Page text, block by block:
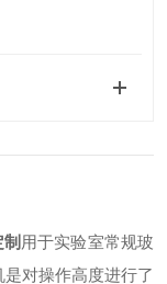
用于实验室常规玻
对操作高度进行了